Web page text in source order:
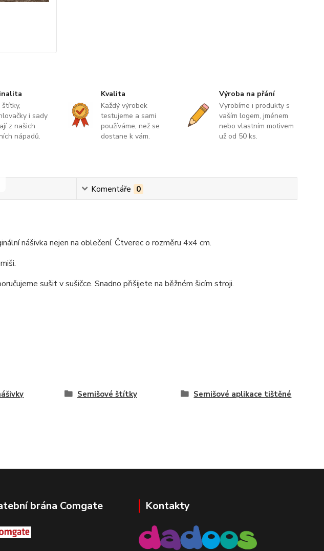
štítky,
i sady
z našich
nápadů.
Kvalita
Každý výrobek
testujeme a sami
používáme, než se
dostane k vám.
Výroba na přání
Vyrobíme i produkty s
vaším logem, jménem
nebo vlastním motivem
už od 50 ks.
Komentáře 0
nášivka nejen na oblečení. Čtverec o rozměru 4x4 cm.
sušit v sušičce. Snadno přišijete na běžném šicím stroji.
Semišové štítky
Semišové aplikace tištěné
brána Comgate Kontakty